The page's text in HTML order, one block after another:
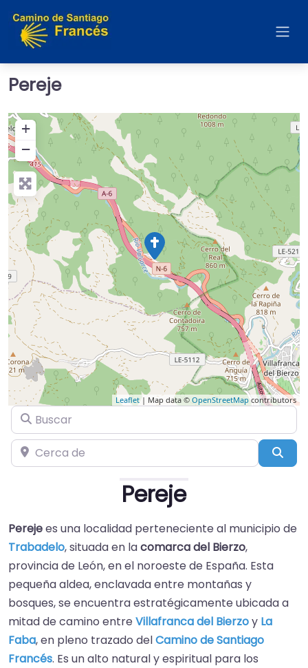
Pereje
+
−
Leaflet | Map data © OpenStreetMapcontributors
Buscar
Cerca de
Pereje
Perejees una localidad perteneciente al municipio de
Trabadelo, situada en lacomarca del Bierzo,
provincia de León, en el noroeste de España. Esta
pequeña aldea, enclavada entre montañas y
bosques, se encuentra estratégicamente ubicada a
mitad de camino entre Villafranca del Bierzoy La
Faba, en pleno trazado delCamino de Santiago
Francés. Es un alto natural y espiritual para los